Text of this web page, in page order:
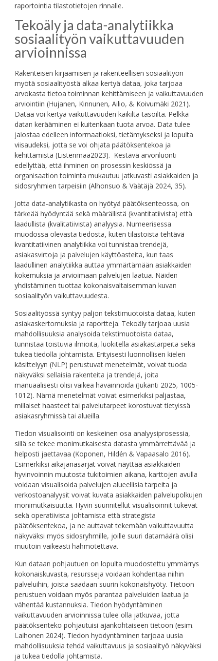
raportointia tilastotietojen rinnalle.
Tekoäly ja data-analytiikka
sosiaalityön vaikuttavuuden
arvioinnissa
Rakenteisen kirjaamisen ja rakenteellisen sosiaalityön
myötä sosiaalityöstä alkaa kertyä dataa, joka tarjoaa
arvokasta tietoa toiminnan kehittämiseen ja vaikuttavuuden
arviointiin (Hujanen, Kinnunen, Ailio, & Koivumäki 2021).
Dataa voi kertyä vaikuttavuuden kaikilta tasoilta. Pelkkä
datan kerääminen ei kuitenkaan tuota arvoa. Data tulee
jalostaa edelleen informaatioksi, tietämykseksi ja lopulta
viisaudeksi, jotta se voi ohjata päätöksentekoa ja
kehittämistä (Listenmaa2023). Kestävä arvonluonti
edellyttää, että ihminen on prosessin keskiössä ja
organisaation toiminta mukautuu jatkuvasti asiakkaiden ja
sidosryhmien tarpeisiin (Alhonsuo & Väätäjä 2024, 35).
Jotta data-analytiikasta on hyötyä päätöksenteossa, on
tärkeää hyödyntää sekä määrällistä (kvantitatiivista) että
laadullista (kvalitatiivista) analyysia. Numeerisessa
muodossa olevasta tiedosta, kuten tilastoista tehtävä
kvantitatiivinen analytiikka voi tunnistaa trendejä,
asiakasvirtoja ja palvelujen käyttöasteita, kun taas
laadullinen analytiikka auttaa ymmärtämään asiakkaiden
kokemuksia ja arvioimaan palvelujen laatua. Näiden
yhdistäminen tuottaa kokonaisvaltaisemman kuvan
sosiaalityön vaikuttavuudesta.
Sosiaalityössä syntyy paljon tekstimuotoista dataa, kuten
asiakaskertomuksia ja raportteja. Tekoäly tarjoaa uusia
mahdollisuuksia analysoida tekstimuotoista dataa,
tunnistaa toistuvia ilmiöitä, luokitella asiakastarpeita sekä
tukea tiedolla johtamista. Erityisesti luonnollisen kielen
käsittelyyn (NLP) perustuvat menetelmät, voivat tuoda
näkyväksi sellaisia rakenteita ja trendejä, joita
manuaalisesti olisi vaikea havainnoida (Jukanti 2025, 1005-
1012). Nämä menetelmät voivat esimerkiksi paljastaa,
millaiset haasteet tai palvelutarpeet korostuvat tietyissä
asiakasryhmissä tai alueilla.
Tiedon visualisointi on keskeinen osa analyysiprosessia,
sillä se tekee monimutkaisesta datasta ymmärrettävää ja
helposti jaettavaa (Koponen, Hildén & Vapaasalo 2016).
Esimerkiksi aikajanasarjat voivat näyttää asiakkaiden
hyvinvoinnin muutosta tukitoimien aikana, karttojen avulla
voidaan visualisoida palvelujen alueellisia tarpeita ja
verkostoanalyysit voivat kuvata asiakkaiden palvelupolkujen
monimutkaisuutta. Hyvin suunnitellut visualisoinnit tukevat
sekä operatiivista johtamista että strategista
päätöksentekoa, ja ne auttavat tekemään vaikuttavuutta
näkyväksi myös sidosryhmille, joille suuri datamäärä olisi
muutoin vaikeasti hahmotettava.
Kun dataan pohjautuen on lopulta muodostettu ymmärrys
kokonaiskuvasta, resursseja voidaan kohdentaa niihin
palveluihin, joista saadaan suurin kokonaishyöty. Tietoon
perustuen voidaan myös parantaa palveluiden laatua ja
vähentää kustannuksia. Tiedon hyödyntäminen
vaikuttavuuden arvioinnissa tulee olla jatkuvaa, jotta
päätöksenteko pohjautuisi ajankohtaiseen tietoon (esim.
Laihonen 2024). Tiedon hyödyntäminen tarjoaa uusia
mahdollisuuksia tehdä vaikuttavuus ja sosiaalityö näkyväksi
ja tukea tiedolla johtamista.